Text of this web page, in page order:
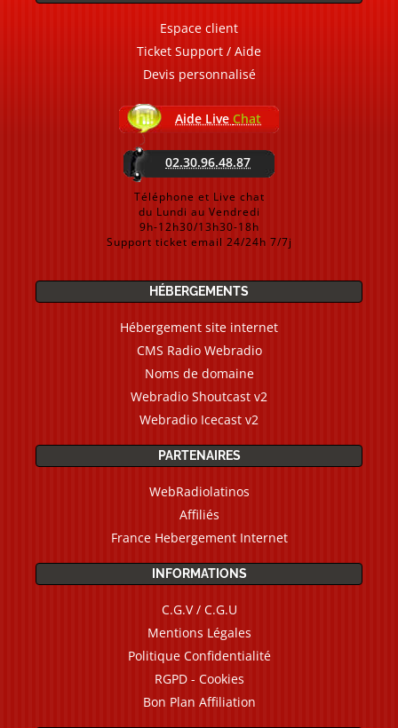
Espace client
Ticket Support / Aide
Devis personnalisé
Aide Live Chat
02.30.96.48.87
Téléphone et Live chat
du Lundi au Vendredi
9h-12h30/13h30-18h
Support ticket email 24/24h 7/7j
HÉBERGEMENTS
Hébergement site internet
CMS Radio Webradio
Noms de domaine
Webradio Shoutcast v2
Webradio Icecast v2
PARTENAIRES
WebRadiolatinos
Affiliés
France Hebergement Internet
INFORMATIONS
C.G.V / C.G.U
Mentions Légales
Politique Confidentialité
RGPD - Cookies
Bon Plan Affiliation